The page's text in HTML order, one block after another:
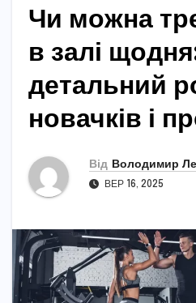
Чи можна
в залі
детальний
новачків і
Від Володимир
ВЕР 16, 2025